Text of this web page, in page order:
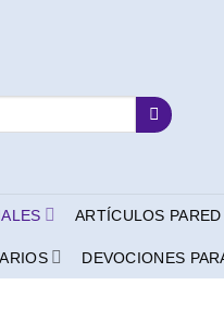
ARTÍCULOS PARED
DEVOCIONES